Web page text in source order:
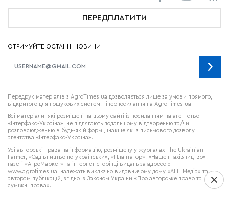
ПЕРЕДПЛАТИТИ
ОТРИМУЙТЕ ОСТАННІ НОВИНИ
Передрук матеріалів з AgroTimes.ua дозволяється лише за умови прямого,
відкритого для пошукових систем, гіперпосилання на AgroTimes.ua.
Всі матеріали, які розміщені на цьому сайті із посиланням на агентство
«Інтерфакс-Україна», не підлягають подальшому відтворенню та/чи
розповсюдженню в будь-якій формі, інакше як із письмового дозволу
агентства «Інтерфакс-Україна».
Усі авторські права на інформацію, розміщену у журналах The Ukrainian
Farmer , «Садівництво по-українськи», «Плантатор», «Наше птахівництво»,
газеті «АгроМаркет» та інтернет-сторінці видань за адресою
www.agrotimes.ua,
належать виключно видавничому дому «АГП Медіа» та
авторам публікацій, згідно із Законом України «Про авторське право та
суміжні права».